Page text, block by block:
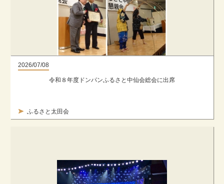
2026/07/08
ふるさと太田会
令和８年度ドンパンふるさと中仙会総会に出席